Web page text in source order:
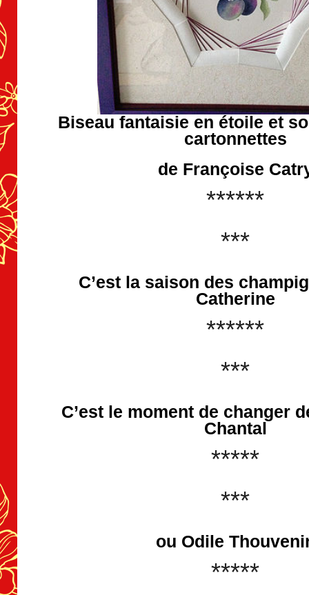
Biseau fantaisie en étoile et
cartonnettes
de Françoise
******
***
C’est la saison des
Catherine
******
***
C’est le moment de changer
Chantal
*****
***
ou Odile
*****